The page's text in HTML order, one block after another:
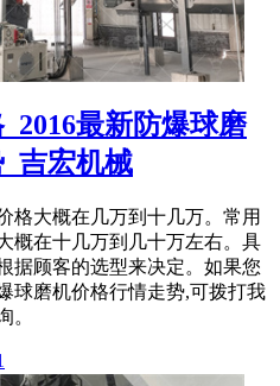
最新防爆球磨
吉宏机械
格大概在几万到十几万。常用
概在十几万到几十万左右。具
据顾客的选型来决定。如果您
球磨机价格行情走势,可拨打我
。